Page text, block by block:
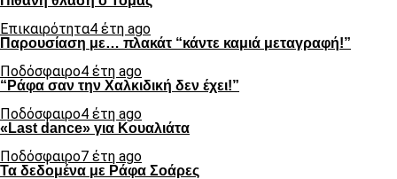
Επικαιρότητα4 έτη ago
Παρουσίαση με… πλακάτ “κάντε καμιά μεταγραφή!”
Ποδόσφαιρο4 έτη ago
“Ράφα σαν την Χαλκιδική δεν έχει!”
Ποδόσφαιρο4 έτη ago
«Last dance» για Κουαλιάτα
Ποδόσφαιρο7 έτη ago
Τα δεδομένα με Ράφα Σοάρες